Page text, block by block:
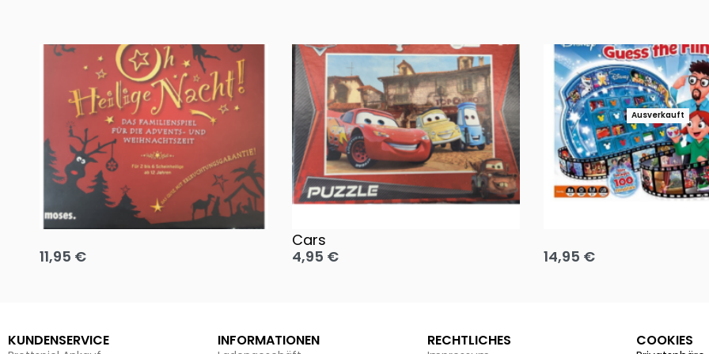
Oh, heilige Nacht!
11,95 €
Cars
4,95 €
Ausverkauft
14,95 €
KUNDENSERVICE INFORMATIONEN RECHTLICHES COOKIES